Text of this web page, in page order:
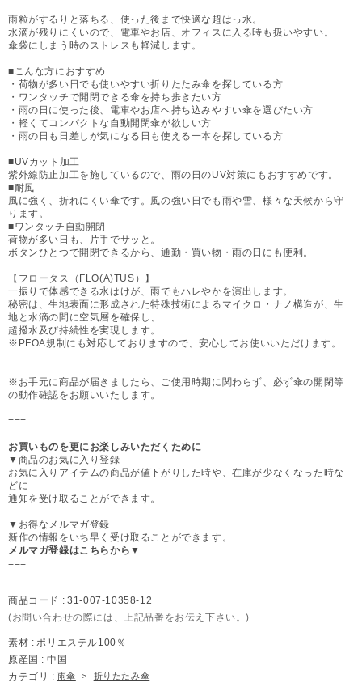
雨粒がするりと落ちる、使った後まで快適な超はっ水。
水滴が残りにくいので、電車やお店、オフィスに入る時も扱いやすい。
傘袋にしまう時のストレスも軽減します。
■こんな方におすすめ
・荷物が多い日でも使いやすい折りたたみ傘を探している方
・ワンタッチで開閉できる傘を持ち歩きたい方
・雨の日に使った後、電車やお店へ持ち込みやすい傘を選びたい方
・軽くてコンパクトな自動開閉傘が欲しい方
・雨の日も日差しが気になる日も使える一本を探している方
■UVカット加工
紫外線防止加工を施しているので、雨の日のUV対策にもおすすめです。
■耐風
風に強く、折れにくい傘です。風の強い日でも雨や雪、様々な天候から守
ります。
■ワンタッチ自動開閉
荷物が多い日も、片手でサッと。
ボタンひとつで開閉できるから、通勤・買い物・雨の日にも便利。
【フロータス（FLO(A)TUS）】
一振りで体感できる水はけが、雨でもハレやかを演出します。
秘密は、生地表面に形成された特殊技術によるマイクロ・ナノ構造が、生
地と水滴の間に空気層を確保し、
超撥水及び持続性を実現します。
※PFOA規制にも対応しておりますので、安心してお使いいただけます。
※お手元に商品が届きましたら、ご使用時期に関わらず、必ず傘の開閉等
の動作確認をお願いいたします。
===
お買いものを更にお楽しみいただくために
▼商品のお気に入り登録
お気に入りアイテムの商品が値下がりした時や、在庫が少なくなった時な
どに
通知を受け取ることができます。
▼お得なメルマガ登録
新作の情報をいち早く受け取ることができます。
メルマガ登録はこちらから▼
===
商品コード : 31-007-10358-12
(お問い合わせの際には、上記品番をお伝え下さい。)
素材 : ポリエステル100％
原産国 : 中国
カテゴリ : 雨傘 > 折りたたみ傘